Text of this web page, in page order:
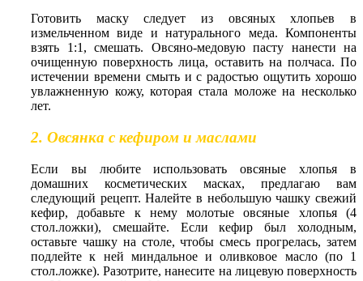
Готовить маску следует из овсяных хлопьев в
измельченном виде и натурального меда. Компоненты
взять 1:1, смешать. Овсяно-медовую пасту нанести на
очищенную поверхность лица, оставить на полчаса. По
истечении времени смыть и с радостью ощутить хорошо
увлажненную кожу, которая стала моложе на несколько
лет.
2. Овсянка с кефиром и маслами
Если вы любите использовать овсяные хлопья в
домашних косметических масках, предлагаю вам
следующий рецепт. Налейте в небольшую чашку свежий
кефир, добавьте к нему молотые овсяные хлопья (4
стол.ложки), смешайте. Если кефир был холодным,
оставьте чашку на столе, чтобы смесь прогрелась, затем
подлейте к ней миндальное и оливковое масло (по 1
стол.ложке). Разотрите, нанесите на лицевую поверхность